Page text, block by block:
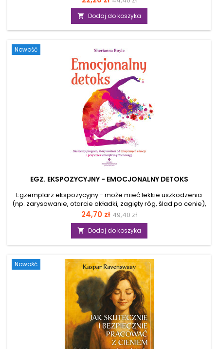
buddyzmie, która pokazuje, jak wprowadzić więcej spokoju,
uważności i równowagi do codziennego życia. Przystępnie
wyjaśnia zasady buddyzmu i uczy praktycznych technik,
takich jak medytacja, świadomy oddech czy praca z
stresu i lepsze samopoczucie, ta...
podstawowa
 Dodaj do koszyka
Nowość
EGZ. EKSPOZYCYJNY - EMOCJONALNY DETOKS
Egzemplarz ekspozycyjny - może mieć lekkie uszkodzenia
(np. zarysowanie, otarcie okładki, zagięty róg, ślad po cenie),
ale merytorycznie jest pełnowartościowy. Emocjonalny
detoks – uwolnij się od stresu i odzyskaj wewnętrzną
równowagęCzujesz, że stres, lęk i ciągłe napięcie zaczynają
przejmować kontrolę nad twoją codziennością? Jeśli
zmagasz się z emocjonalnym chaosem, a twoje reakcje
detoks” jest lekturą, której właśnie...
Cena
24,70 zł Cena
podstawowa
49,40 zł
 Dodaj do koszyka
Nowość